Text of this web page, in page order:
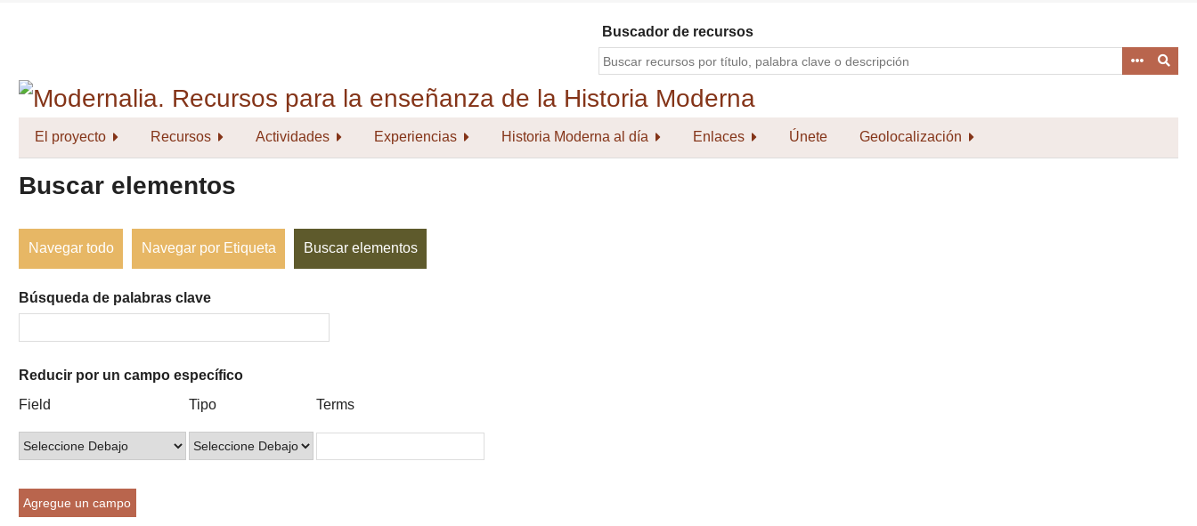
Buscador de recursos
El proyecto Recursos Actividades Experiencias Historia Moderna al día Enlaces Únete Geolocalización
Buscar elementos
Navegar todo Navegar por Etiqueta Buscar elementos
Búsqueda de palabras clave
of
rows
in
por
un
Reducir por un campo específico
Campo
búsqueda
Tipo
búsqueda
Términos
búsqueda
Ensamblador
Búsqueda
Field Tipo Terms
Agregue un campo